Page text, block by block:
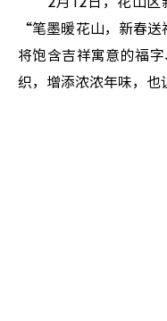
“笔墨暖花山，新春
将饱含吉祥寓意的福
织，增添浓浓年味，也